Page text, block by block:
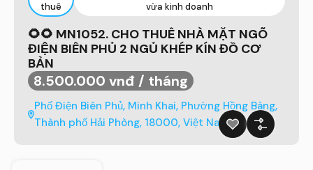
thuê
vừa kinh doanh
🌻🌻 MN1052. CHO THUÊ NHÀ MẶT NGÕ
ĐIỆN BIÊN PHỦ 2 NGỦ KHÉP KÍN ĐỒ CƠ
BẢN
8.500.000 vnđ / tháng
Phố Điện Biên Phủ, Minh Khai, Phường Hồng Bàng,
Thành phố Hải Phòng, 18000, Việt Nam